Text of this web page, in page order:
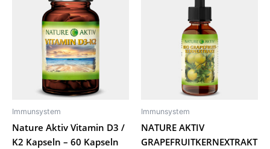
Immunsystem
Nature Aktiv Vitamin D3 /
K2 Kapseln – 60 Kapseln
Immunsystem
NATURE AKTIV
GRAPEFRUITKERNEXTRAKT